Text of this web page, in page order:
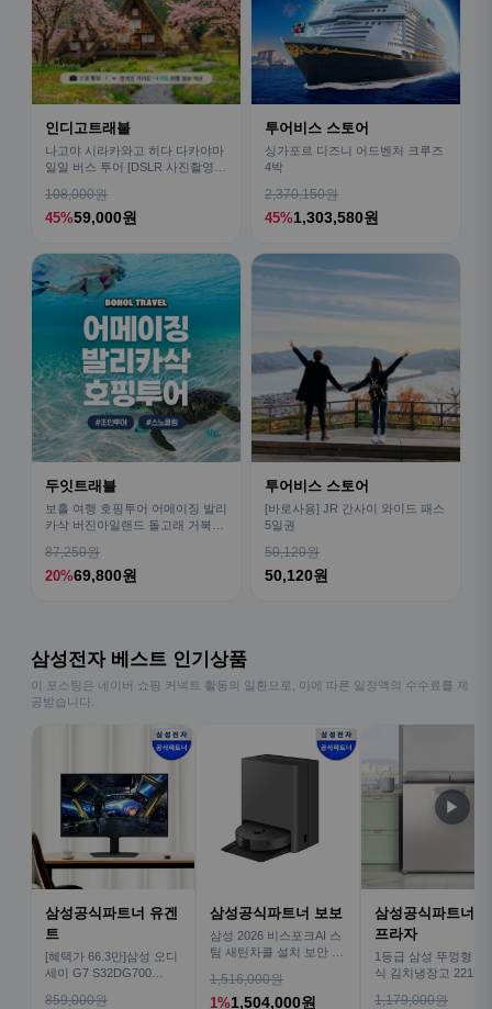
인디고트래블
나고야 시라카와고 히다 다카야마
일일 버스 투어 [DSLR 사진촬영
108,000원
45%59,000원
투어비스 스토어
싱가포르 디즈니 어드벤처 크루즈
4박
2,370,150원
45%1,303,580원
두잇트래블
보홀 여행 호핑투어 어메이징 발리
카삭 버진아일랜드 돌고래 거북이
87,250원
20%69,800원
투어비스 스토어
[바로사용] JR 간사이 와이드 패스
5일권
50,120원
50,120원
삼성전자 베스트 인기상품
이 포스팅은 네이버 쇼핑 커넥트 활동의 일환으로, 이에 따른 일정액의 수수료를 제
공받습니다.
삼성공식파트너 유겐
트
[혜택가 66.3만]삼성 오디
세이 G7 S32DG700
859,000원
삼성공식파트너 보보
삼성 2026 비스포크AI 스
팀 새틴차콜 설치 보안 안
1,516,000원
1%1,504,000원
삼성공식파트너
프라자
1등급 삼성 뚜껑형 뚜
식 김치냉장고 221L
버 RP22C3111Z1
1,179,000원
▶